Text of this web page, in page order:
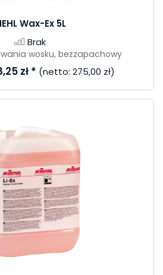
Wax-Ex 5L
Brak
wosku, bezzapachowy
zł * (netto: 275,00 zł)